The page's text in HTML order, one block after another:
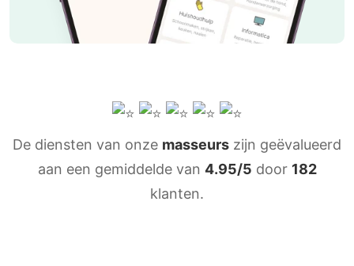
De diensten van onze masseurs zijn geëvalueerd
aan een gemiddelde van 4.95/5 door 182
klanten.